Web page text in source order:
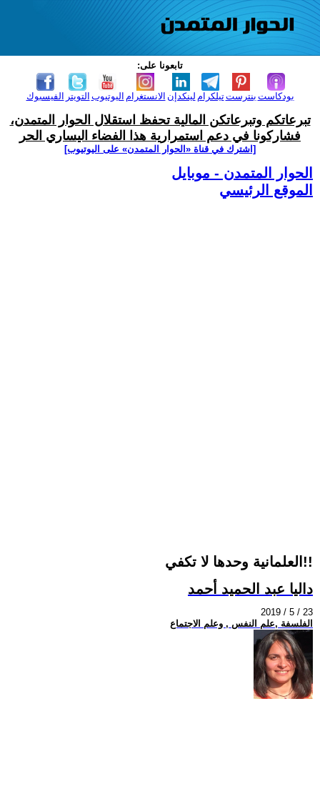
تابعونا على:
الفيسبوك التويتر اليوتيوب الانستغرام لينكدإن تيلكرامبنترست بودكاست
تبرعاتكم وتبرعاتكن المالية تحفظ استقلال الحوار المتمدن،
فشاركونا في دعم استمرارية هذا الفضاء اليساري الحر
[اشترك في قناة ‫«الحوار المتمدن» على اليوتيوب]
الحوار المتمدن - موبايل
الموقع الرئيسي
العلمانية وحدها لا تكفي!!
داليا عبد الحميد أحمد
2019 / 5 / 23
الفلسفة ,علم النفس , وعلم الاجتماع